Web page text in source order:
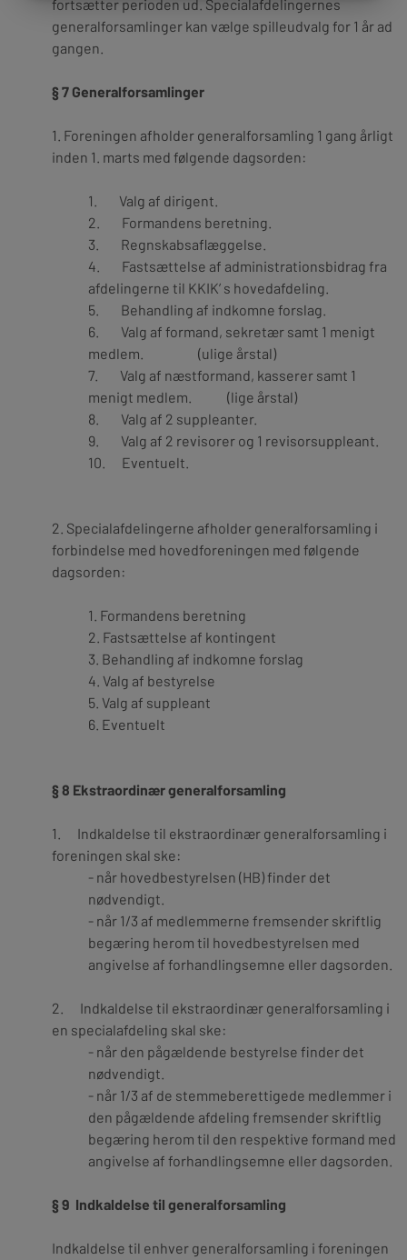
fortsætter perioden ud. Specialafdelingernes
generalforsamlinger kan vælge spilleudvalg for 1 år ad
gangen.
§ 7 Generalforsamlinger
1. Foreningen afholder generalforsamling 1 gang årligt
inden 1. marts med følgende dagsorden:
1. Valg af dirigent.
2. Formandens beretning.
3. Regnskabsaflæggelse.
4. Fastsættelse af administrationsbidrag fra
afdelingerne til KKIK’ s hovedafdeling.
5. Behandling af indkomne forslag.
6. Valg af formand, sekretær samt 1 menigt
medlem. (ulige årstal)
7. Valg af næstformand, kasserer samt 1
menigt medlem. (lige årstal)
8. Valg af 2 suppleanter.
9. Valg af 2 revisorer og 1 revisorsuppleant.
10. Eventuelt.
2. Specialafdelingerne afholder generalforsamling i
forbindelse med hovedforeningen med følgende
dagsorden:
1. Formandens beretning
2. Fastsættelse af kontingent
3. Behandling af indkomne forslag
4. Valg af bestyrelse
5. Valg af suppleant
6. Eventuelt
§ 8 Ekstraordinær generalforsamling
1. Indkaldelse til ekstraordinær generalforsamling i
foreningen skal ske:
- når hovedbestyrelsen (HB) finder det
nødvendigt.
- når 1/3 af medlemmerne fremsender skriftlig
begæring herom til hovedbestyrelsen med
angivelse af forhandlingsemne eller dagsorden.
2. Indkaldelse til ekstraordinær generalforsamling i
en specialafdeling skal ske:
- når den pågældende bestyrelse finder det
nødvendigt.
- når 1/3 af de stemmeberettigede medlemmer i
den pågældende afdeling fremsender skriftlig
begæring herom til den respektive formand med
angivelse af forhandlingsemne eller dagsorden.
§ 9 Indkaldelse til generalforsamling
Indkaldelse til enhver generalforsamling i foreningen